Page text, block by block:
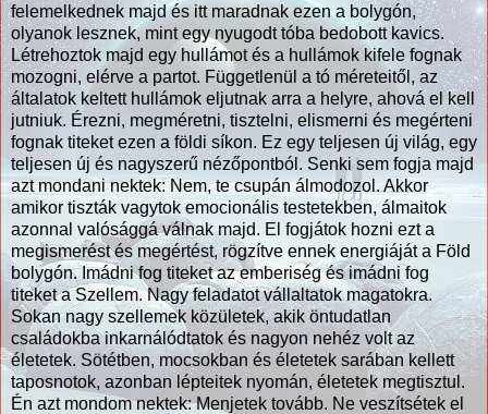
felemelkednek majd és itt maradnak ezen a bolygón,
olyanok lesznek, mint egy nyugodt tóba bedobott kavics.
Létrehoztok majd egy hullámot és a hullámok kifele fognak
mozogni, elérve a partot. Függetlenül a tó méreteitől, az
általatok keltett hullámok eljutnak arra a helyre, ahová el kell
jutniuk. Érezni, megméretni, tisztelni, elismerni és megérteni
fognak titeket ezen a földi síkon. Ez egy teljesen új világ, egy
teljesen új és nagyszerű nézőpontból. Senki sem fogja majd
azt mondani nektek: Nem, te csupán álmodozol. Akkor
amikor tiszták vagytok emocionális testetekben, álmaitok
azonnal valósággá válnak majd. El fogjátok hozni ezt a
megismerést és megértést, rögzítve ennek energiáját a Föld
bolygón. Imádni fog titeket az emberiség és imádni fog
titeket a Szellem. Nagy feladatot vállaltatok magatokra.
Sokan nagy szellemek közületek, akik öntudatlan
családokba inkarnálódtatok és nagyon nehéz volt az
életetek. Sötétben, mocsokban és életetek sarában kellett
taposnotok, azonban lépteitek nyomán, életetek megtisztul.
Én azt mondom nektek: Menjetek tovább. Ne veszítsétek el